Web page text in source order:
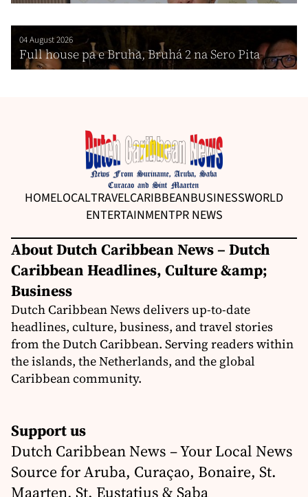
04 August 2026
Full house pa e Bruha, Bruhá 2 na Sero Pita
HOMELOCALTRAVELCARIBBEANBUSINESSWORLD
ENTERTAINMENTPR NEWS
About Dutch Caribbean News – Dutch
Caribbean Headlines, Culture &amp;
Business
Dutch Caribbean News delivers up-to-date
headlines, culture, business, and travel stories
from the Dutch Caribbean. Serving readers within
the islands, the Netherlands, and the global
Caribbean community.
Support us
Dutch Caribbean News – Your Local News
Source for Aruba, Curaçao, Bonaire, St.
Maarten, St. Eustatius & Saba